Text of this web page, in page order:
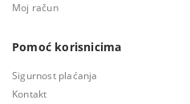
Moj račun
Pomoć korisnicima
Sigurnost plaćanja
Kontakt